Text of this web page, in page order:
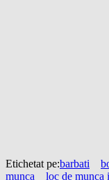
Etichetat pe:barbati
munca
loc de munca